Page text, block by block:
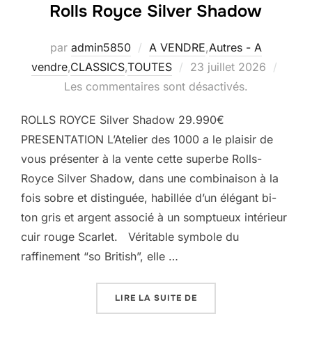
Rolls Royce Silver Shadow
par admin5850 A VENDRE,Autres - A
vendre,CLASSICS,TOUTES
Publié
le
23 juillet 2026
Les commentaires sont désactivés.
ROLLS ROYCE Silver Shadow 29.990€
PRESENTATION L’Atelier des 1000 a le plaisir de
vous présenter à la vente cette superbe Rolls-
Royce Silver Shadow, dans une combinaison à la
fois sobre et distinguée, habillée d’un élégant bi-
ton gris et argent associé à un somptueux intérieur
cuir rouge Scarlet. Véritable symbole du
raffinement “so British”, elle …
LIRE LA SUITE DE